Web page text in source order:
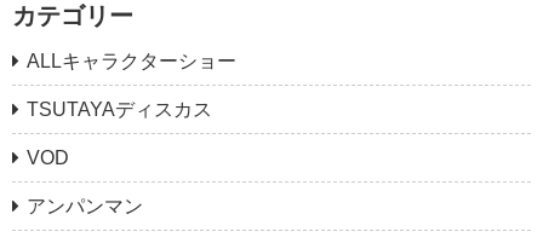
カテゴリー
ALLキャラクターショー
TSUTAYAディスカス
VOD
アンパンマン